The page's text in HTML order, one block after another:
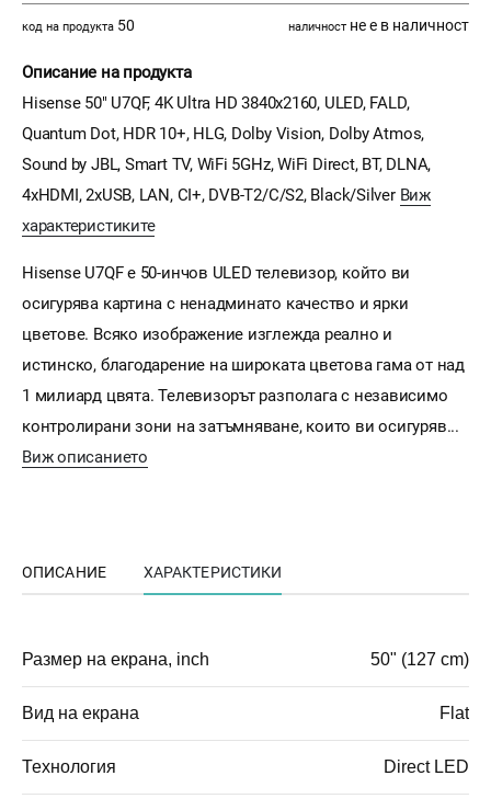
код на продукта 50 наличност не е в наличност
Описание на продукта
Hisense 50" U7QF, 4K Ultra HD 3840x2160, ULED, FALD,
Quantum Dot, HDR 10+, HLG, Dolby Vision, Dolby Atmos,
Sound by JBL, Smart TV, WiFi 5GHz, WiFi Direct, BT, DLNA,
4xHDMI, 2xUSB, LAN, CI+, DVB-T2/C/S2, Black/Silver Виж
характеристиките
Hisense U7QF е 50-инчов ULED телевизор, който ви
осигурява картина с ненадминато качество и ярки
цветове. Всяко изображение изглежда реално и
истинско, благодарение на широката цветова гама от над
1 милиард цвята. Телевизорът разполага с независимо
контролирани зони на затъмняване, които ви осигуряв...
Виж описанието
ОПИСАНИЕ ХАРАКТЕРИСТИКИ
Размер на екрана, inch 50" (127 cm)
Вид на екрана Flat
Технология Direct LED